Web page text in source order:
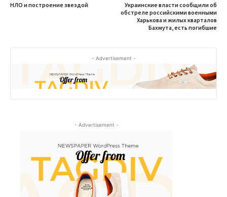
НЛО и построение звездой
Украинские власти сообщили об
обстреле российскими военными
Харькова и жилых кварталов
Бахмута, есть погибшие
- Advertisement -
- Advertisement -